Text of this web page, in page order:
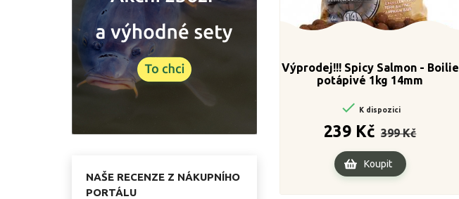
NAŠE RECENZE Z NÁKUPNÍHO
PORTÁLU
Výprodej!!! Spicy Salmon - Boilie
potápivé 1kg 14mm
 K dispozici
239 Kč
cena
399 Kč
Koupit